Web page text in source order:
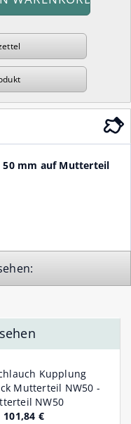
mm auf Mutterteil
Kupplung
Mutterteil NW50 -
NW50
101,84 €